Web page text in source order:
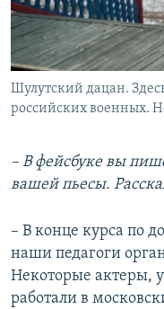
Шулутский дацан.
российских военных.
– В фейсбуке вы
вашей пьесы.
– В конце курса по
наши педагоги
Некоторые актеры,
работали в